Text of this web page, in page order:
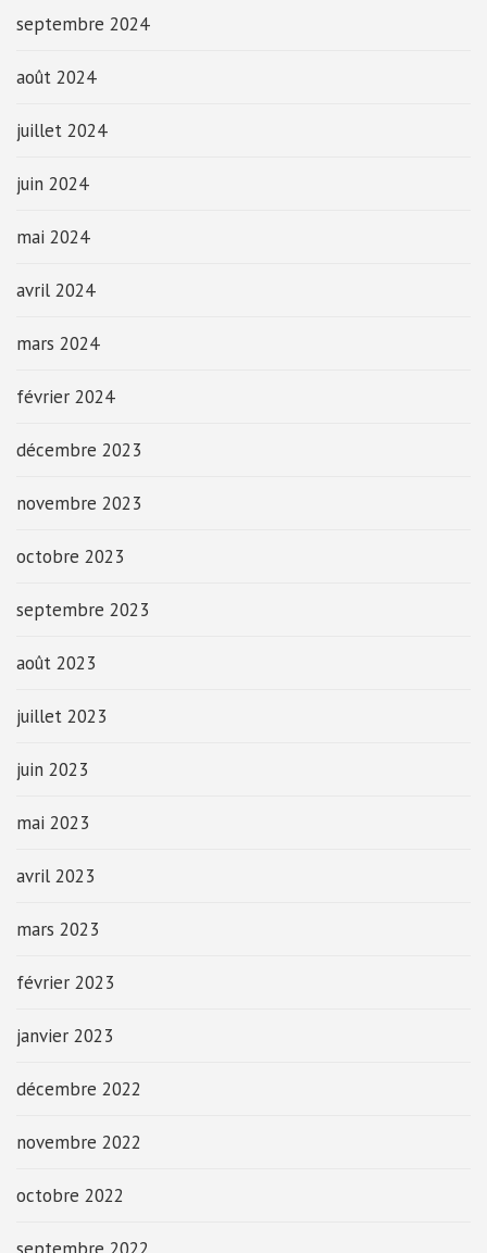
septembre 2024
août 2024
juillet 2024
juin 2024
mai 2024
avril 2024
mars 2024
février 2024
décembre 2023
novembre 2023
octobre 2023
septembre 2023
août 2023
juillet 2023
juin 2023
mai 2023
avril 2023
mars 2023
février 2023
janvier 2023
décembre 2022
novembre 2022
octobre 2022